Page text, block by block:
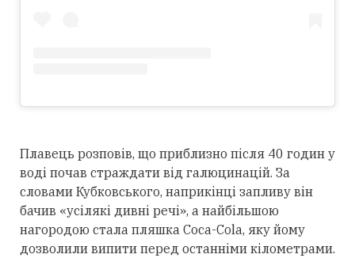
Плавець розповів, що приблизно після 40 годин у
воді почав страждати від галюцинацій. За
словами Кубковського, наприкінці запливу він
бачив «усілякі дивні речі», а найбільшою
нагородою стала пляшка Coca-Cola, яку йому
дозволили випити перед останніми кілометрами.